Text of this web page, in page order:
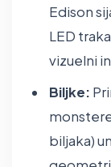
Edison
LED
vizuelni
Biljke:
biljaka)